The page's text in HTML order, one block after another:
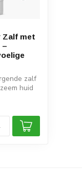
Zalf met
–
zalf
huid